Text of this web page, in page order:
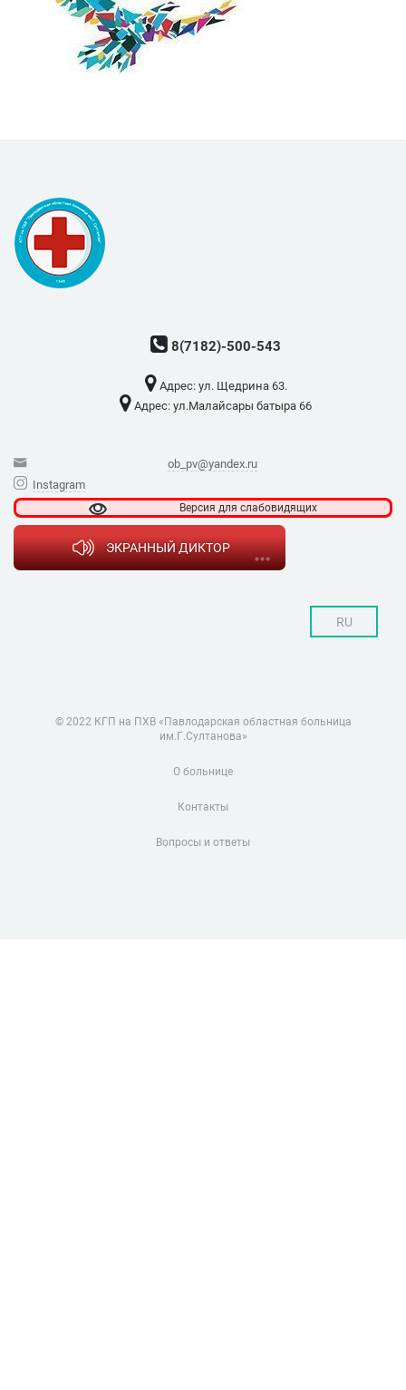
8(7182)-500-543
Адрес: ​ул. Щедрина 63.
Адрес: ​ул.Малайсары батыра 66
ob_pv@yandex.ru
Instagram
Версия для слабовидящих
ЭКРАННЫЙ ДИКТОР
RU
© 2022 КГП на ПХВ «Павлодарская областная больница
им.Г.Султанова»
О больнице
Контакты
Вопросы и ответы